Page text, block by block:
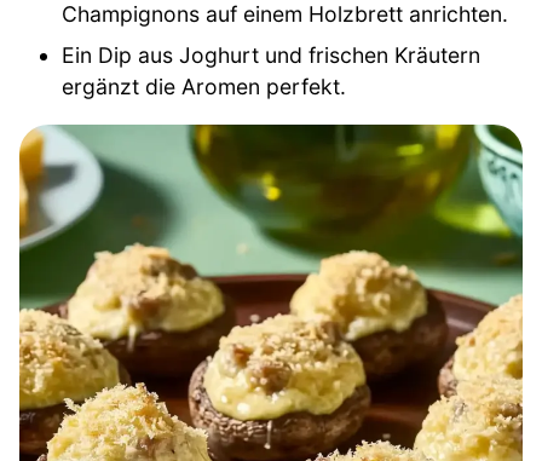
Champignons auf einem Holzbrett anrichten.
Ein Dip aus Joghurt und frischen Kräutern
ergänzt die Aromen perfekt.